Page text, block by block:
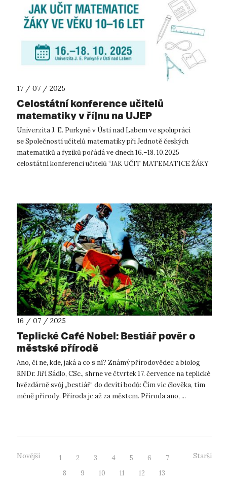
17 / 07 / 2025
Celostátní konference učitelů
matematiky v říjnu na UJEP
Univerzita J. E. Purkyně v Ústí nad Labem ve spolupráci
se Společností učitelů matematiky při Jednotě českých
matematiků a fyziků pořádá ve dnech 16.–18. 10.2025
celostátní konferenci učitelů “JAK UČIT MATEMATICE ŽÁKY
16 / 07 / 2025
Teplické Café Nobel: Bestiář pověr o
městské přírodě
Ano, či ne, kde, jaká a co s ní? Známý přírodovědec a biolog
RNDr. Jiří Sádlo, CSc., shrne ve čtvrtek 17. července na teplické
hvězdárně svůj „bestiář“ do devíti bodů: Čím víc člověka, tím
méně přírody. Příroda je až za městem. Příroda ano, ...
Novější 1 2 3 4 5 6
7
8
9 10 11 12
13
Starší